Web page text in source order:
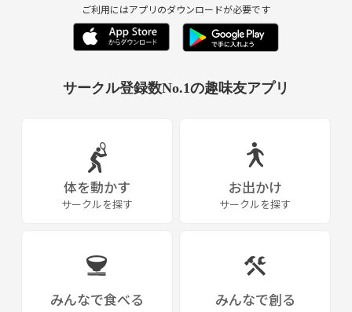
さい。道具も揃えないと無いし、動けるか分かりませんが笑、一緒に出
来る方がいたら嬉しいです。
ご利用にはアプリのダウンロードが必要です
サークル登録数No.1の趣味友アプリ
体を動かす
サークルを探す
お出かけ
サークルを探す
みんなで食べる みんなで創る